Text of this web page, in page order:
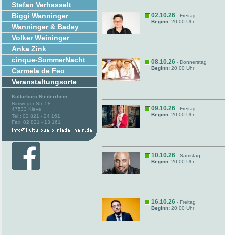
Stefan Verhasselt
Biggi Wanninger
Wanninger & Badey
Volker Weininger
Anka Zink
cinque-SommerNacht
Carmela de Feo
Veranstaltungsorte
Kulturbüro Niederrhein
Nimweger Str. 58
47533 Kleve
Tel.: 02 821 - 24 161
Fax: 02 821 - 13 161
02.10.26 - Freitag
Beginn: 20:00 Uhr
08.10.26 - Donnerstag
Beginn: 20:00 Uhr
09.10.26 - Freitag
Beginn: 20:00 Uhr
10.10.26 - Samstag
Beginn: 20:00 Uhr
16.10.26 - Freitag
Beginn: 20:00 Uhr